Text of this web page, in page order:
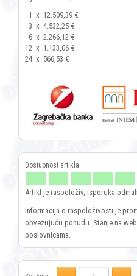
1 x 12.509,39 €
3 x 4.532,25 €
6 x 2.266,12 €
12 x 1.133,06 €
24 x 566,53 €
Artikl je raspoloživ, isporuka
Informacija o raspoloživosti je
obvezujuću ponudu. Stanje na
poslovnicama.